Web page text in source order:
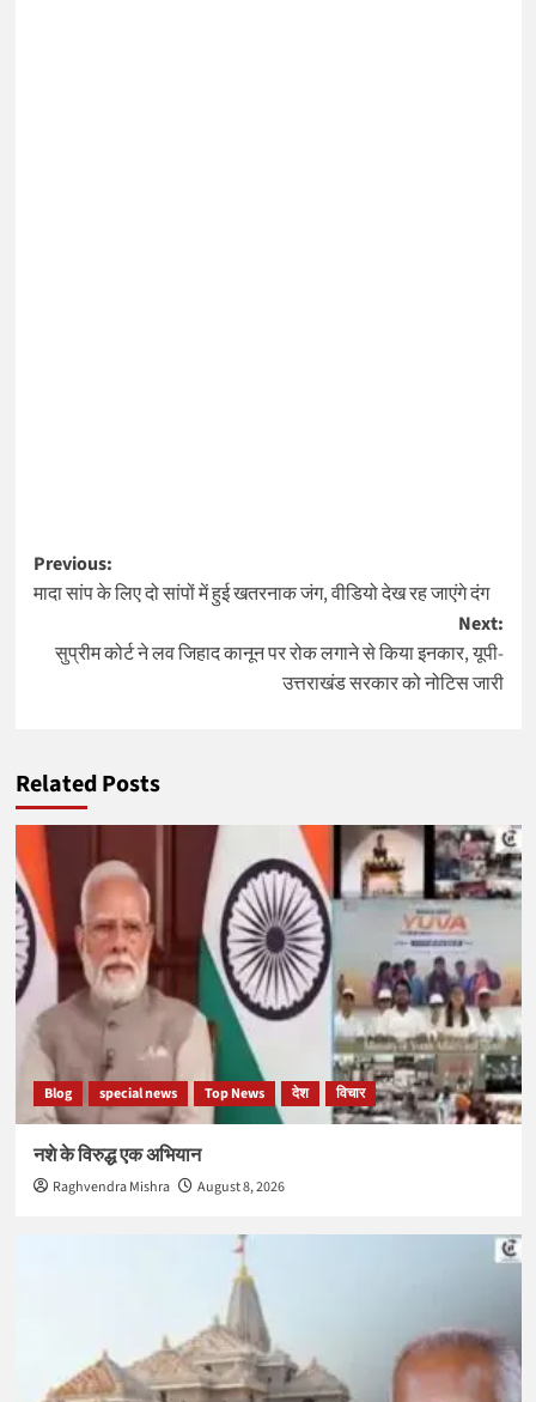
Post
navigation
Previous:
मादा सांप के लिए दो सांपों में हुई खतरनाक जंग, वीडियो देख रह जाएंगे दंग
Next:
सुप्रीम कोर्ट ने लव जिहाद कानून पर रोक लगाने से किया इनकार, यूपी-
उत्तराखंड सरकार को नोटिस जारी
Related Posts
Blog special news Top News देश विचार
नशे के विरुद्ध एक अभियान
Raghvendra Mishra August 8, 2026